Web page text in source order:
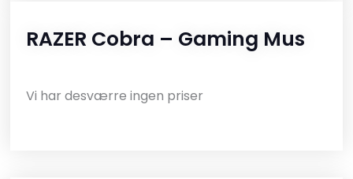
RAZER Cobra – Gaming Mus
Vi har desværre ingen priser